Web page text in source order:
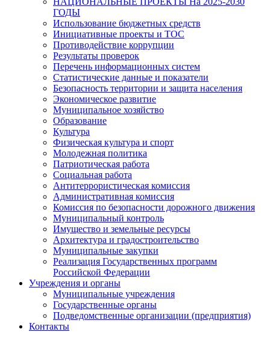
ГОДЫ
Использование бюджетных средств
Инициативные проекты и ТОС
Противодействие коррупции
Результаты проверок
Перечень информационных систем
Статистические данные и показатели
Безопасность территории и защита населения
Экономическое развитие
Муниципальное хозяйство
Образование
Культура
Физическая культура и спорт
Молодежная политика
Патриотическая работа
Социальная работа
Антитеррористическая комиссия
Административная комиссия
Комиссия по безопасности дорожного движения
Муниципальный контроль
Имущество и земельные ресурсы
Архитектура и градостроительство
Муниципальные закупки
Реализация Государственных программ
Российской Федерации
Учреждения и органы
Муниципальные учреждения
Государственные органы
Подведомственные организации (предприятия)
Контакты